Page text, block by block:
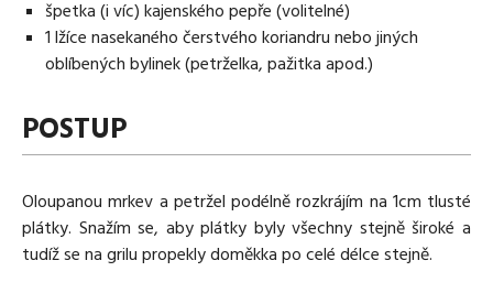
špetka (i víc) kajenského pepře (volitelné)
1 lžíce nasekaného čerstvého koriandru nebo jiných
oblíbených bylinek (petrželka, pažitka apod.)
POSTUP
Oloupanou mrkev a petržel podélně rozkrájím na 1cm tlusté
plátky. Snažím se, aby plátky byly všechny stejně široké a
tudíž se na grilu propekly doměkka po celé délce stejně.